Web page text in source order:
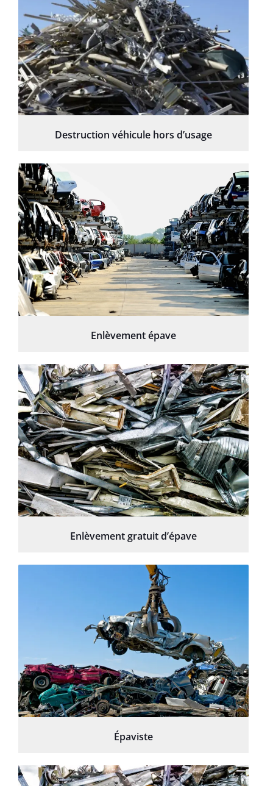
Destruction véhicule hors d’usage
Enlèvement épave
Enlèvement gratuit d’épave
Épaviste